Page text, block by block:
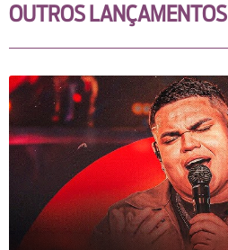
OUTROS LANÇAMENTOS